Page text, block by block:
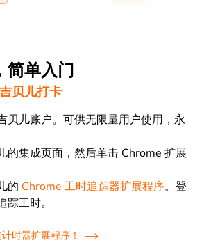
简单入门
贝儿打卡
贝儿账户。可供无限量用户使用，永
的集成页面，然后单击 Chrome 扩展
的 Chrome 工时追踪器扩展程序。登
踪工时。
时器扩展程序！